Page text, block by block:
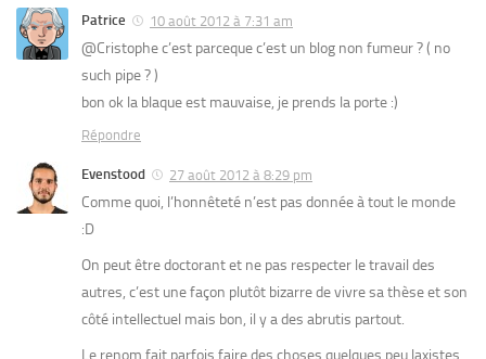
Patrice 10 août 2012 à 7:31 am
@Cristophe c’est parceque c’est un blog non fumeur ? ( no
such pipe ? )
bon ok la blaque est mauvaise, je prends la porte :)
Répondre
Evenstood 27 août 2012 à 8:29 pm
Comme quoi, l’honnêteté n’est pas donnée à tout le monde
:D
On peut être doctorant et ne pas respecter le travail des
autres, c’est une façon plutôt bizarre de vivre sa thèse et son
côté intellectuel mais bon, il y a des abrutis partout.
Le renom fait parfois faire des choses quelques peu laxistes